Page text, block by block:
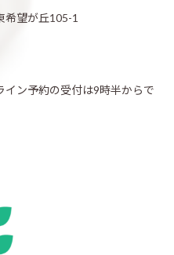
希望が丘105-1
ン予約の受付は9時半からで